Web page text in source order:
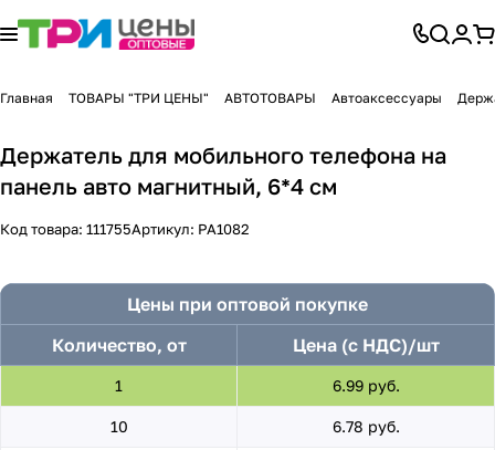
Главная ТОВАРЫ "ТРИ ЦЕНЫ" АВТОТОВАРЫ Автоаксессуары
Держатель для мобильного телефона на
панель авто магнитный, 6*4 см
Код товара: 111755Артикул: PA1082
Цены при оптовой покупке
Количество, от
Цена (с НДС)/шт
1 6.99 руб.
10 6.78 руб.